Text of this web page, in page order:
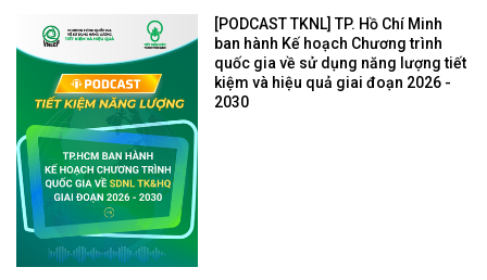
[PODCAST TKNL] TP. Hồ Chí Minh
ban hành Kế hoạch Chương trình
quốc gia về sử dụng năng lượng tiết
kiệm và hiệu quả giai đoạn 2026 -
2030